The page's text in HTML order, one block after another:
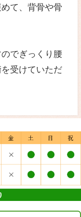
激痛が走る
釧路NO1
腰になった
からない
の多くは骨